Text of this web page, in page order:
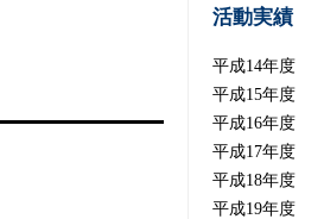
活動実績
平成14年度
平成15年度
平成16年度
平成17年度
平成18年度
平成19年度